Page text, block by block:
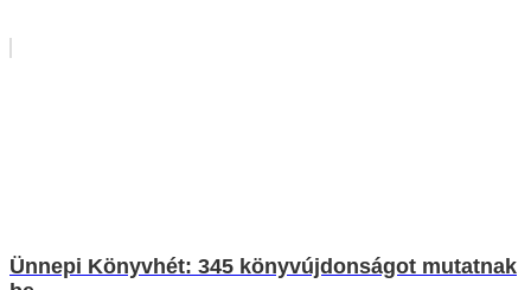
Ünnepi Könyvhét: 345 könyvújdonságot mutatnak